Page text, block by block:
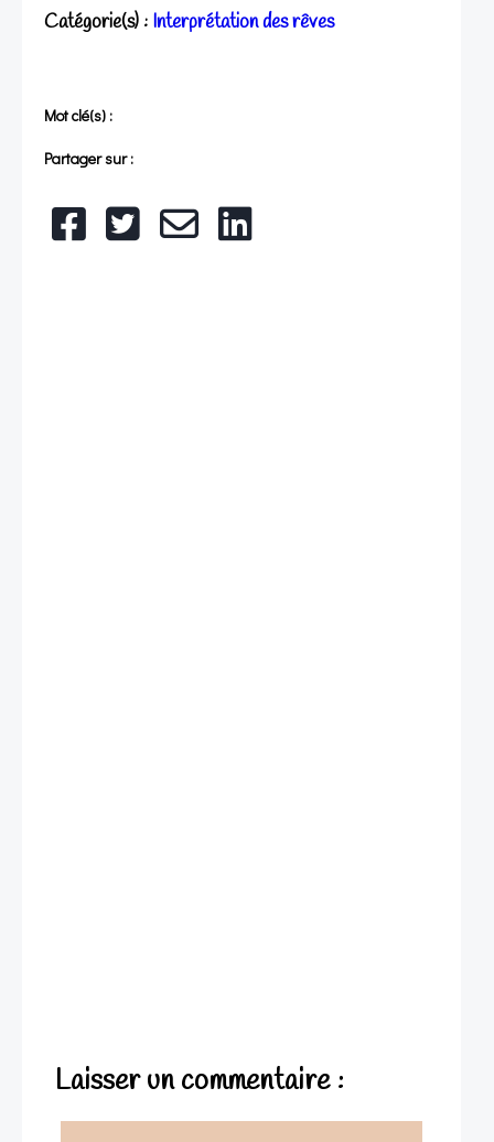
Catégorie(s) : Interprétation des rêves
Mot clé(s) :
Partager sur :
Laisser un commentaire :